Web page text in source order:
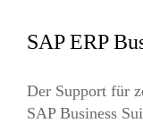
SAP ERP
Der Support für
SAP Business